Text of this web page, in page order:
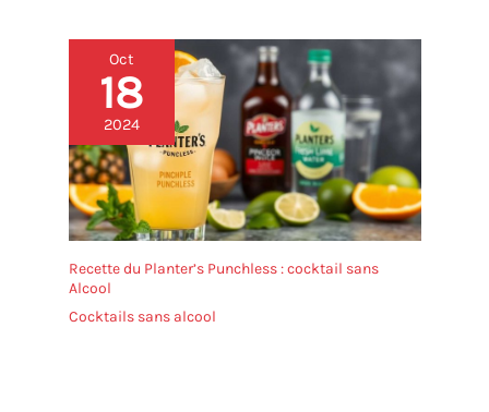
Oct
18
2024
Recette du Planter’s Punchless : cocktail sans
Alcool
Cocktails sans alcool